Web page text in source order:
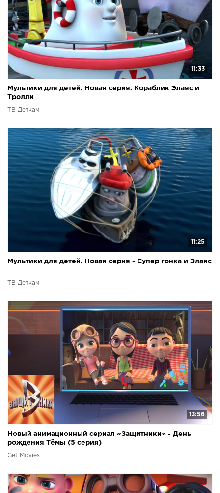
11:33
Мультики для детей. Новая серия. Кораблик Элаяс и
Тролли
ТВ Деткам
11:25
Мультики для детей. Новая серия - Супер гонка и Элаяс
ТВ Деткам
13:56
Новый анимационный сериал «Защитники» - День
рождения Тёмы (5 серия)
Get Movies